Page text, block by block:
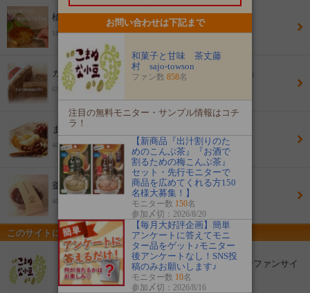
柚子味噌まどれいぬ3個セット
180円(税込)
カシューナッツ入り黒糖もち「寺辺もち５個入り」
630円(税込)
まめいもなんきんこまめ袋50ｇ入り
400円(税込)
釜あげ丹波大納言70ｇ
400円(税込)
このサイトについて
【こまめな小豆】 茶丈藤村の和菓子おとりよせファンサイ
お問い合わせは下記まで
和菓子と甘味 茶丈藤
村 sajo-towson
ファン数 858名
注目の無料モニター・サンプル情報はコチ
ラ！
【新商品『出汁割りのた
めのこんぶ茶』『お酒で
割るための梅こんぶ茶』
セット・先行モニターで
商品を広めてくれる方150
名様大募集！】
モニター数 150名
参加〆切：2026/8/20
【毎月大好評企画】簡単
アンケートに答えてモニ
ター品をゲット♪モニター
後アンケートなし！SNS投
稿のみお願いします♪
モニター数 10名
参加〆切：2026/8/16